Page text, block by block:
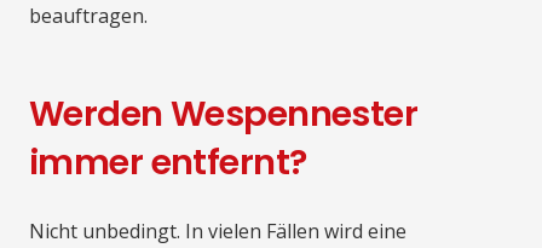
beauftragen.
Werden Wespennester
immer entfernt?
Nicht unbedingt. In vielen Fällen wird eine